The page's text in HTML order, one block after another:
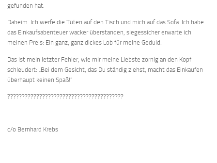
gefunden hat.
Daheim. Ich werfe die Tüten auf den Tisch und mich auf das Sofa. Ich habe
das Einkaufsabenteuer wacker überstanden, siegessicher erwarte ich
meinen Preis: Ein ganz, ganz dickes Lob für meine Geduld.
Das ist mein letzter Fehler, wie mir meine Liebste zornig an den Kopf
schleudert: „Bei dem Gesicht, das Du ständig ziehst, macht das Einkaufen
überhaupt keinen Spaß!“
????????????????????????????????????????
c/o Bernhard Krebs